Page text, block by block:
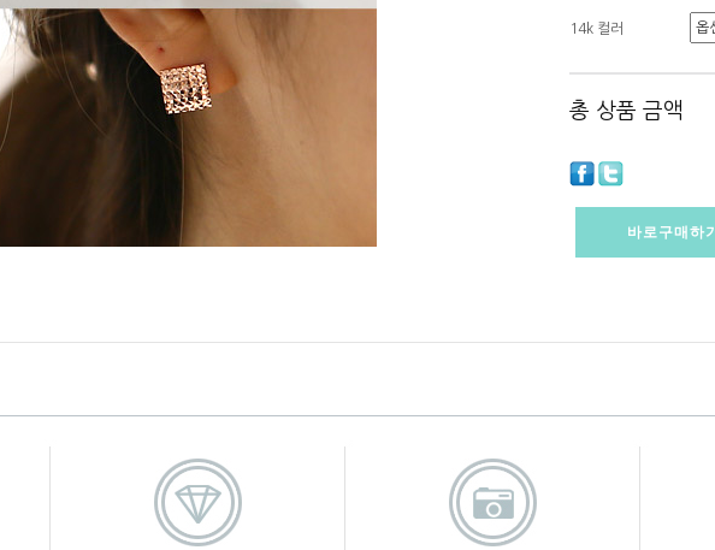
14k 컬러
총 상품 금액
바로구매하기